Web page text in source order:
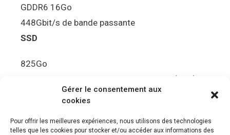
Gérer le consentement aux
cookies
Pour offrir les meilleures expériences, nous utilisons des technologies
telles que les cookies pour stocker et/ou accéder aux informations des
GDDR6 16Go
448Gbit/s de bande passante
SSD
825Go
5.5Gbit/s de bande passante en lecture (Brut)
Disque de jeu PS5
Ultra HD Blu-ray™, jusqu’à 100Go/disque